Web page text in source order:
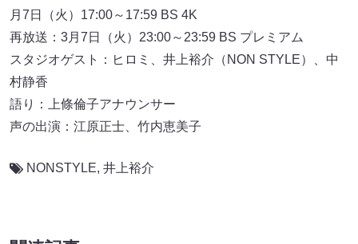
月7日（火）17:00～17:59 BS 4K
再放送：3月7日（火）23:00～23:59 BS プレミアム
スタジオゲスト：ヒロミ、井上裕介（NON STYLE）、中
村静香
語り：上條倫子アナウンサー
声の出演：江原正士、竹内恵美子
NONSTYLE, 井上裕介